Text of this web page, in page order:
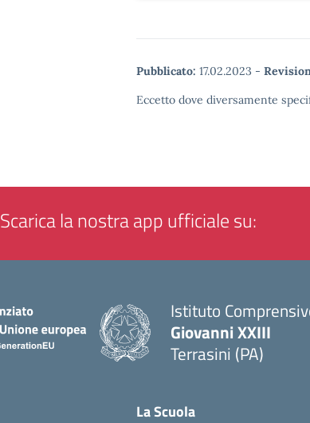
Pubblicato: 17.02.2023 -
Eccetto dove diversamente
Scarica la nostra app ufficiale su:
Istituto
Giovanni XXIII
Terrasini (PA)
La Scuola